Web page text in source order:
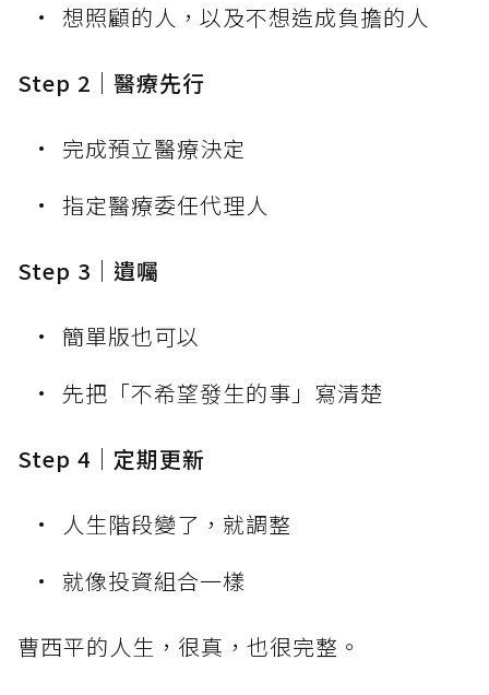
想照顧的人，以及不想造成負擔的人
Step 2｜醫療先行
完成預立醫療決定
指定醫療委任代理人
Step 3｜遺囑
簡單版也可以
先把「不希望發生的事」寫清楚
Step 4｜定期更新
人生階段變了，就調整
就像投資組合一樣
曹西平的人生，很真，也很完整。